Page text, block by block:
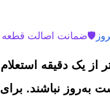
🛡️ضمانت اصالت قطعه
یک دقیقه استعلام
نباشند.